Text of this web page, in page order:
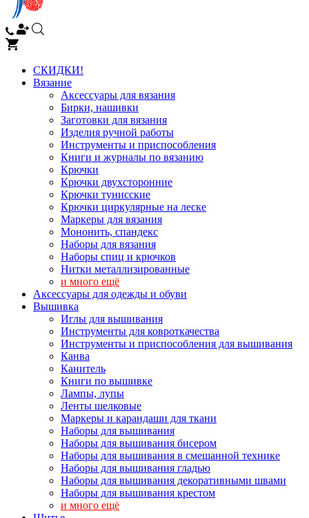
СКИДКИ!
Вязание
Аксессуары для вязания
Бирки, нашивки
Заготовки для вязания
Изделия ручной работы
Инструменты и приспособления
Книги и журналы по вязанию
Крючки
Крючки двухсторонние
Крючки тунисские
Крючки циркулярные на леске
Маркеры для вязания
Мононить, спандекс
Наборы для вязания
Наборы спиц и крючков
Нитки металлизированные
и много ещё
Аксессуары для одежды и обуви
Вышивка
Иглы для вышивания
Инструменты для ковроткачества
Инструменты и приспособления для вышивания
Канва
Канитель
Книги по вышивке
Лампы, лупы
Ленты шелковые
Маркеры и карандаши для ткани
Наборы для вышивания
Наборы для вышивания бисером
Наборы для вышивания в смешанной технике
Наборы для вышивания гладью
Наборы для вышивания декоративными швами
Наборы для вышивания крестом
и много ещё